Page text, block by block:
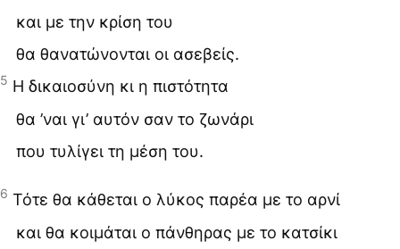
και με την κρίση του
θα θανατώνονται οι ασεβείς.
5 Η δικαιοσύνη κι η πιστότητα
θα ’ναι γι’ αυτόν σαν το ζωνάρι
που τυλίγει τη μέση του.
6 Τότε θα κάθεται ο λύκος παρέα με το αρνί
και θα κοιμάται ο πάνθηρας με το κατσίκι